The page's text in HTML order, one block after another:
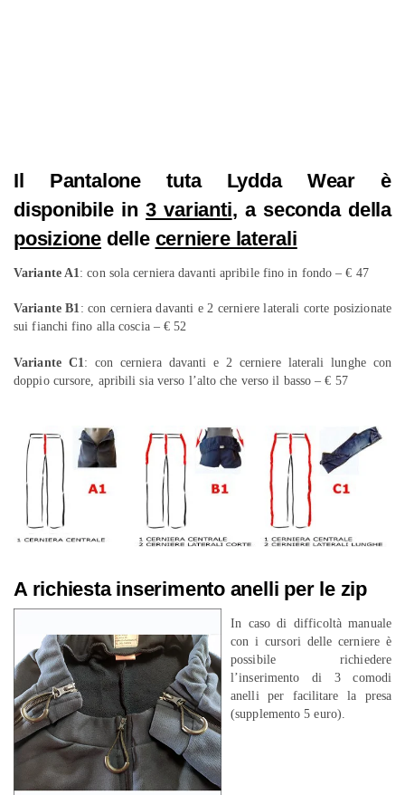
Il Pantalone tuta Lydda Wear è
disponibile in3 varianti, a seconda della
posizione delle cerniere laterali
Variante A1: con sola cerniera davanti apribile fino in fondo – € 47
Variante B1: con cerniera davanti e 2 cerniere laterali corte posizionate
sui fianchi fino alla coscia – € 52
Variante C1 : con cerniera davanti e 2 cerniere laterali lunghe con
doppio cursore, apribili sia verso l’alto che verso il basso – € 57
A richiesta inserimento anelli per le zip
In caso di difficoltà manuale
con i cursori delle cerniere è
possibile richiedere
l’inserimento di 3 comodi
anelli per facilitare la presa
(supplemento 5 euro).